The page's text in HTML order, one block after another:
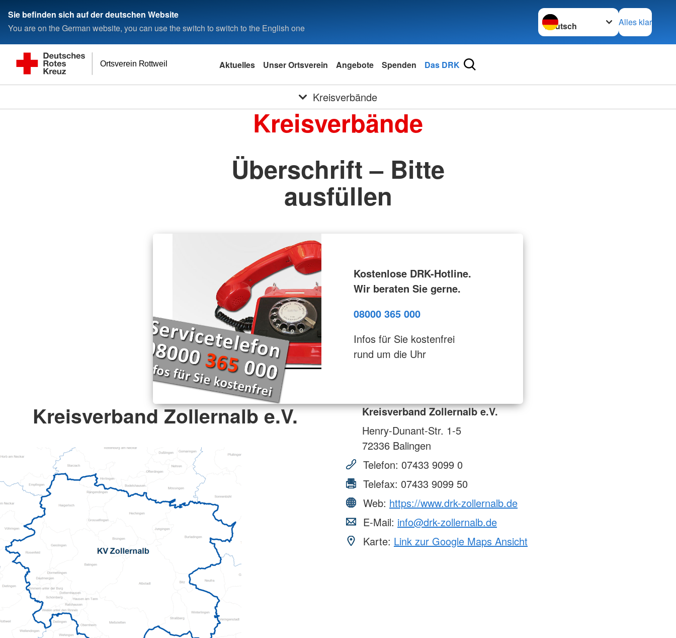
Sie befinden sich auf der deutschen Website
You are on the German website, you can use the switch to switch to the English one
Sprache wechseln zu
Alles klar
Ortsverein Rottweil Aktuelles Unser Ortsverein Angebote Spenden Das DRK
Kreisverbände
Kreisverbände
Überschrift – Bitte
ausfüllen
Kostenlose DRK-Hotline.
Wir beraten Sie gerne.
08000 365 000
Infos für Sie kostenfrei
rund um die Uhr
Kreisverband Zollernalb e.V.
Kreisverband Zollernalb e.V.
Henry-Dunant-Str. 1-5
72336 Balingen
Telefon: 07433 9099 0
Telefax: 07433 9099 50
Web: https://www.drk-zollernalb.de
E-Mail: info@drk-zollernalb.de
Karte: Link zur Google Maps Ansicht